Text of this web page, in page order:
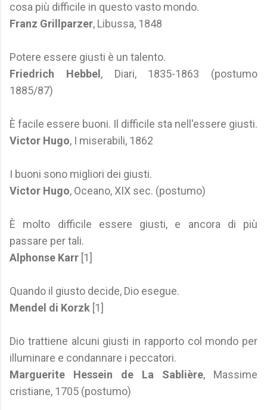
cosa più difficile in questo vasto mondo.
Franz Grillparzer, Libussa, 1848
Potere essere giusti è un talento.
Friedrich Hebbel , Diari, 1835-1863 (postumo
1885/87)
È facile essere buoni. Il difficile sta nell'essere giusti.
Victor Hugo, I miserabili, 1862
I buoni sono migliori dei giusti.
Victor Hugo, Oceano, XIX sec. (postumo)
È molto difficile essere giusti, e ancora di più
passare per tali.
Alphonse Karr [1]
Quando il giusto decide, Dio esegue.
Mendel di Korzk [1]
Dio trattiene alcuni giusti in rapporto col mondo per
illuminare e condannare i peccatori.
Marguerite Hessein de La Sablière, Massime
cristiane, 1705 (postumo)